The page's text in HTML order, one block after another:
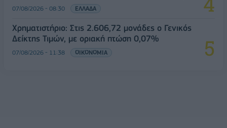
07/08/2026 - 08:30 ΕΛΛΑΔΑ
Χρηματιστήριο: Στις 2.606,72 μονάδες ο Γενικός
Δείκτης Τιμών, με οριακή πτώση 0,07%
07/08/2026 - 11:38 ΟΙΚΟΝΟΜΙΑ